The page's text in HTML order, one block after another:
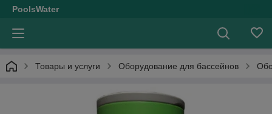
PoolsWater
Товары и услуги Оборудование для бассейнов